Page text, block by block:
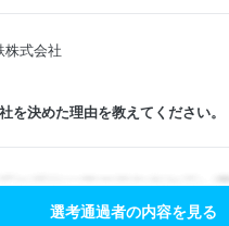
株式会社
を決めた理由を教えてください。
選考通過者の内容を見る